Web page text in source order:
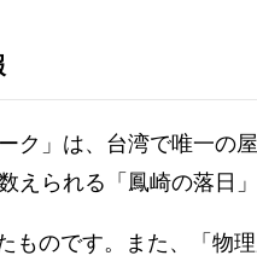
」は、台湾で唯一の
られる「鳳崎の落日
のです。また、「物